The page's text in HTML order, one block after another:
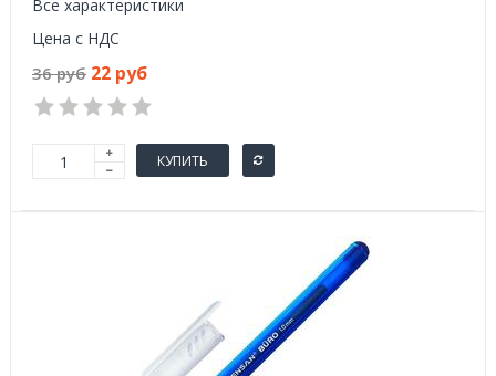
Все характеристики
Цена с НДС
36 руб 22 руб
КУПИТЬ